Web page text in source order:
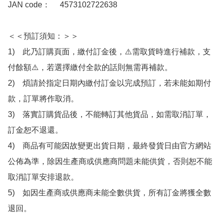
JAN code：　 4573102722638
＜＜預訂須知：＞＞
1)　此乃訂購頁面，繳付訂金後，⚠️需取貨時進行補款，支
付餘額⚠️，若選擇繳付全款的話則無需再補款。
2)　煩請於指定日期內繳付訂金以完成預訂，若未能如期付
款，訂單將作取消。
3)　落實訂購貨品後，不能轉訂其他貨品，如需取消訂單，
訂金恕不退還。
4)　商品有可能因故變更出貨日期，最終發貨日由官方網站
公佈為準，除因生產商或供應商問題未能供貨，否則恕不能
取消訂單安排退款。
5)　如因生產商或供應商未能全數供貨，所有訂金將獲全數
退回。